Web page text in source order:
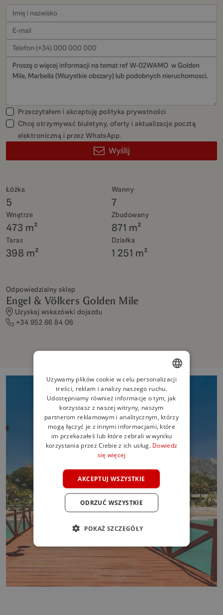
Łóżka
5
Wanny
7
Wnętrze
473 m²
Zbudowany
871 m²
Taras
398 m²
Działka
1 251 m²
Odpowiedzialny sklep
Engel & Völkers Golden Mile
Uzyskaj wskazówki dojazdu
+34 952 86 84 06
Przeczytałem i akceptuję polityka prywatności
Chcę otrzymywać biuletyny, oferty i aktualizacje pocztą
elektroniczną i przez WhatsApp.
Wyślij
ENGLISH
SPANISH
FRENCH
GERMAN
Używamy plików cookie w celu personalizacji
treści, reklam i analizy naszego ruchu.
Udostępniamy również informacje o tym, jak
korzystasz z naszej witryny, naszym
partnerom reklamowym i analitycznym, którzy
mogą łączyć je z innymi informacjami, które
im przekazałeś lub które zebrali w wyniku
korzystania przez Ciebie z ich usług. Dowiedz
się więcej
AKCEPTUJ WSZYSTKIE
ODRZUĆ WSZYSTKIE
POKAŻ SZCZEGÓŁY